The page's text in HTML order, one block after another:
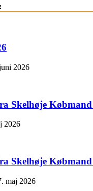
2026
Skelhøje
2026
Skelhøje Købmand
maj 2026